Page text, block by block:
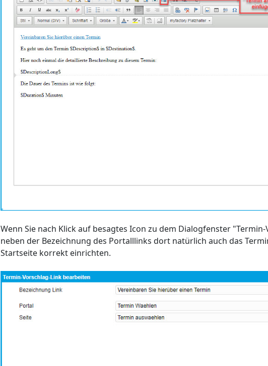
Wenn Sie nach Klick auf besagtes Icon zu dem Dialogfenster
neben der Bezeichnung des Portalllinks dort natürlich auch das
Startseite korrekt einrichten.